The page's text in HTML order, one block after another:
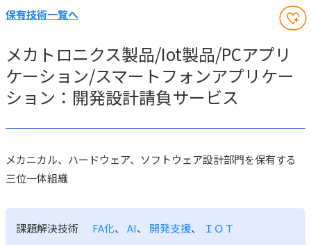
保有技術一覧へ
メカトロニクス製品/Iot製品/PCアプリ
ケーション/スマートフォンアプリケー
ション：開発設計請負サービス
メカニカル、ハードウェア、ソフトウェア設計部門を保有する
三位一体組織
課題解決技術 FA化、 AI、 開発支援、
ＩＯＴ